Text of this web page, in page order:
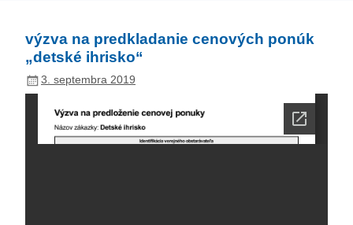
výzva na predkladanie cenových ponúk
„detské ihrisko“
3. septembra 2019